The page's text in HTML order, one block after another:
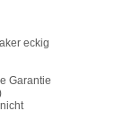
eckig
Garantie